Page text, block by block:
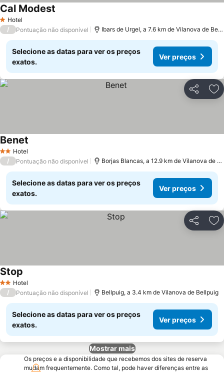
1 Estrelas
Hotel
Cal Modest
/ Pontuação não disponível Ibars de Urgel, a 7.6 km de Vilanova de Bellpuig
Selecione as datas para ver os preços
exatos.
Ver preços
Partilhar
2 Estrelas
Hotel
Benet
/ Pontuação não disponível Borjas Blancas, a 12.9 km de Vilanova de Bellpuig
Selecione as datas para ver os preços
exatos.
Ver preços
Partilhar
2 Estrelas
Hotel
Stop
/ Pontuação não disponível Bellpuig, a 3.4 km de Vilanova de Bellpuig
Selecione as datas para ver os preços
exatos.
Ver preços
Mostrar mais
Os preços e a disponibilidade que recebemos dos sites de reserva
mudam frequentemente. Como tal, pode haver diferenças entre as